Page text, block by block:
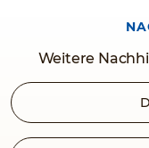
Weitere